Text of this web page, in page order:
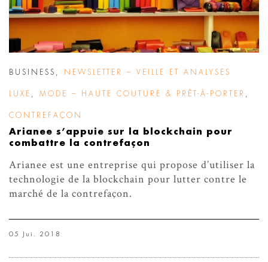
BUSINESS NEWSLETTER – VEILLE ET ANALYSES
LUXE MODE – HAUTE COUTURE & PRÊT-À-PORTER
CONTREFAÇON
Arianee s’appuie sur la blockchain pour
combattre la contrefaçon
Arianee est une entreprise qui propose d’utiliser la
technologie de la blockchain pour lutter contre le
marché de la contrefaçon.
05 Jui. 2018